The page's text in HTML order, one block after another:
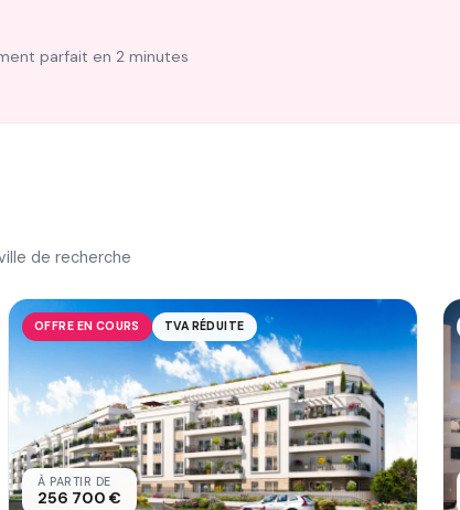
parfait en 2 minutes
de recherche
OFFRE EN COURS TVA RÉDUITE
À PARTIR DE
256 700 €